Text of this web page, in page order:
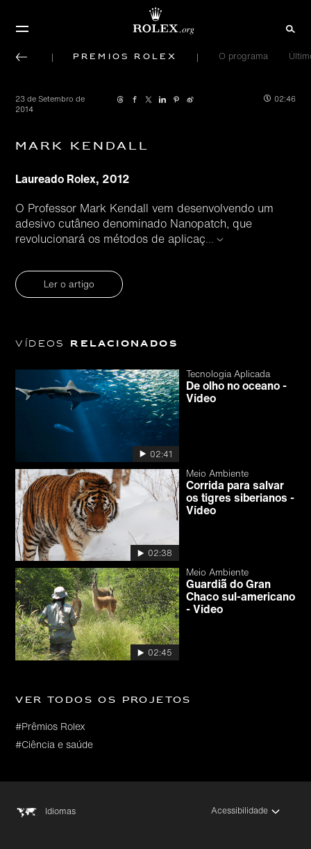
Prêmios Rolex O programa
23 de Setembro de
2014
02:46
Mark Kendall
Laureado Rolex, 2012
O Professor Mark Kendall vem desenvolvendo um
adesivo cutâneo denominado Nanopatch, que
revolucionará os métodos de aplicaç...
Ler o artigo
Vídeos relacionados
02:41
Tecnologia Aplicada
De olho no oceano -
Vídeo
02:38
Meio Ambiente
Corrida para salvar
os tigres siberianos -
Vídeo
02:45
Meio Ambiente
Guardiã do Gran
Chaco sul-americano
- Vídeo
Ver todos os projetos
#Prêmios Rolex
#Ciência e saúde
Idiomas Acessibilidade